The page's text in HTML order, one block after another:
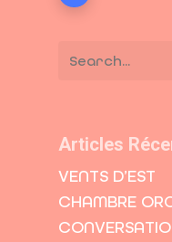
Articles
VENTS D’EST
CHAMBRE